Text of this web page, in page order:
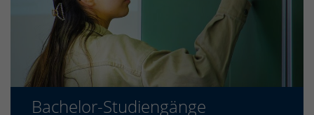
Bachelor-Studiengänge